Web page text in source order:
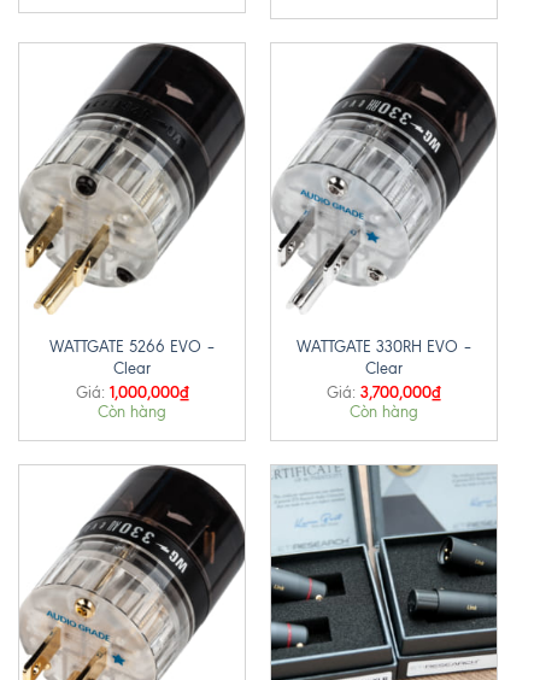
WATTGATE 5266 EVO –
Clear
Giá: 1,000,000₫
Còn hàng
WATTGATE 330RH EVO –
Clear
Giá: 3,700,000₫
Còn hàng